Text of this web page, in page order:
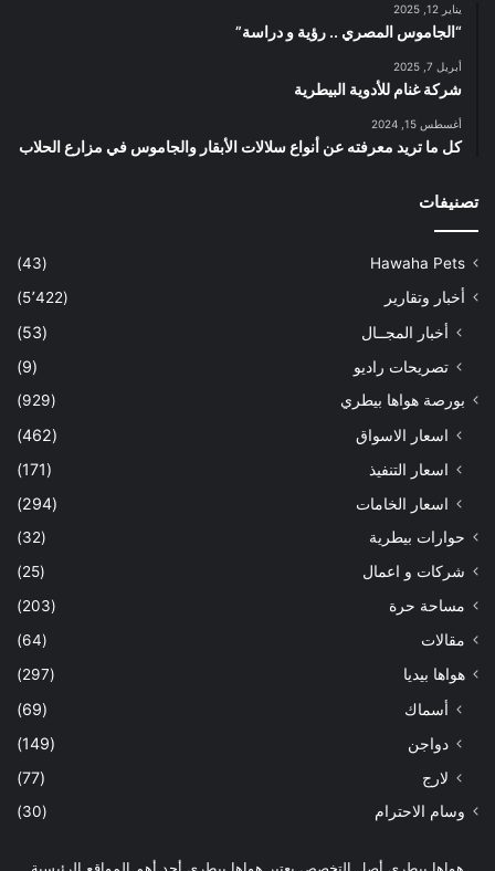
يناير 12, 2025
“الجاموس المصري .. رؤية و دراسة”
أبريل 7, 2025
شركة غنام للأدوية البيطرية
أغسطس 15, 2024
كل ما تريد معرفته عن أنواع سلالات الأبقار والجاموس في مزارع الحلاب
تصنيفات
Hawaha Pets
(43)
أخبار وتقارير
(5٬422)
أخبار المجــال
(53)
تصريحات راديو
(9)
بورصة هواها بيطري (929)
اسعار الاسواق
(462)
اسعار التنفيذ
(171)
اسعار الخامات
(294)
حوارات بيطرية
(32)
شركات و اعمال
(25)
مساحة حرة
(203)
مقالات
(64)
هواها بيديا
(297)
أسماك
(69)
دواجن
(149)
لارج
(77)
وسام الاحترام (30)